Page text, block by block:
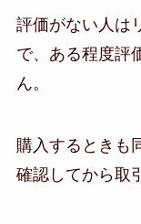
評価がない人は
で、ある程度評
ん。
購入するときも
確認してから取